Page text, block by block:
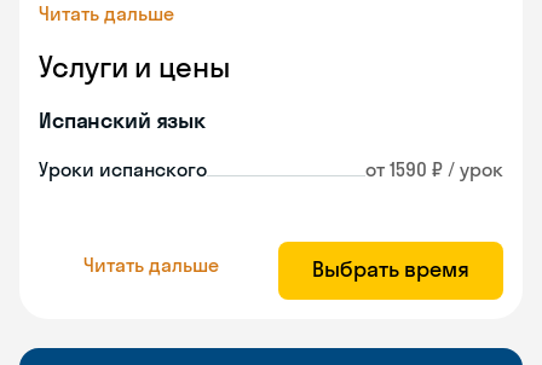
Читать дальше
Услуги и цены
Испанский язык
Уроки испанского от 1590 ₽ / урок
Читать дальше Выбрать время